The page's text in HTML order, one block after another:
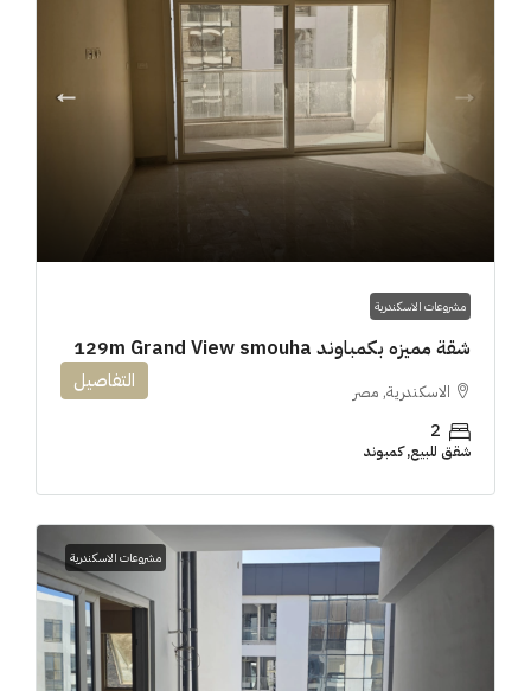
مشروعات الاسكندرية
شقة مميزه بكمباوند 129m Grand View smouha
الاسكندرية, مصر
2
شقق للبيع, كمبوند
التفاصيل
مشروعات الاسكندرية